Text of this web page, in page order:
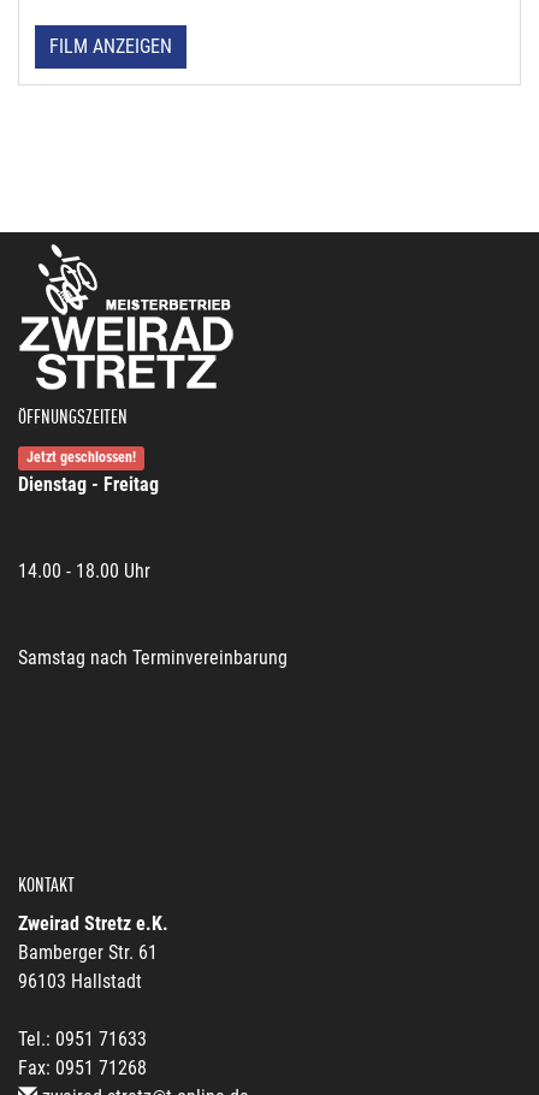
FILM ANZEIGEN
ÖFFNUNGSZEITEN
Jetzt geschlossen!
Dienstag - Freitag
14.00 - 18.00 Uhr
Samstag nach Terminvereinbarung
KONTAKT
Zweirad Stretz e.K.
Bamberger Str. 61
96103 Hallstadt
Tel.: 0951 71633
Fax: 0951 71268